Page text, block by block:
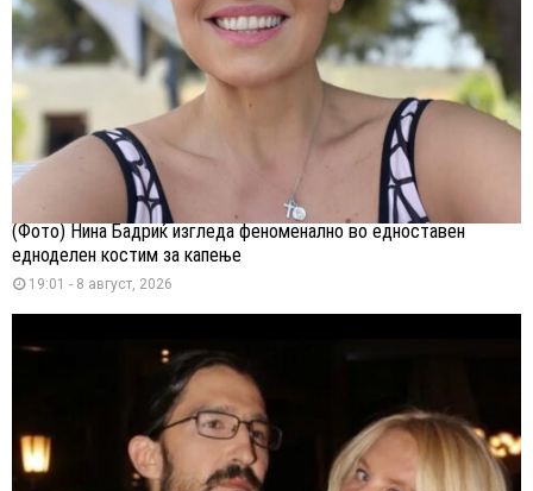
(Фото) Нина Бадриќ изгледа феноменално во едноставен
едноделен костим за капење
19:01 - 8 август, 2026